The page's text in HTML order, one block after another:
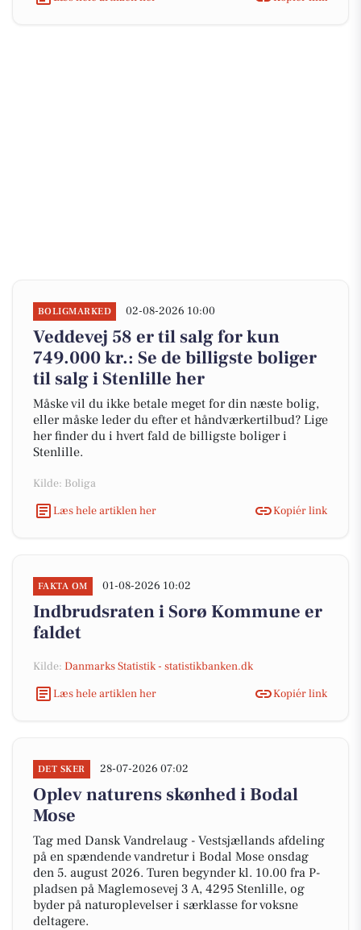
BOLIGMARKED 02-08-2026 10:00
Veddevej 58 er til salg for kun
749.000 kr.: Se de billigste boliger
til salg i Stenlille her
Måske vil du ikke betale meget for din næste bolig,
eller måske leder du efter et håndværkertilbud? Lige
her finder du i hvert fald de billigste boliger i
Stenlille.
Kilde: Boliga
Læs hele artiklen her
Kopiér link
FAKTA OM 01-08-2026 10:02
Indbrudsraten i Sorø Kommune er
faldet
Kilde: Danmarks Statistik - statistikbanken.dk
Læs hele artiklen her
Kopiér link
DET SKER 28-07-2026 07:02
Oplev naturens skønhed i Bodal
Mose
Tag med Dansk Vandrelaug - Vestsjællands afdeling
på en spændende vandretur i Bodal Mose onsdag
den 5. august 2026. Turen begynder kl. 10.00 fra P-
pladsen på Maglemosevej 3 A, 4295 Stenlille, og
byder på naturoplevelser i særklasse for voksne
deltagere.